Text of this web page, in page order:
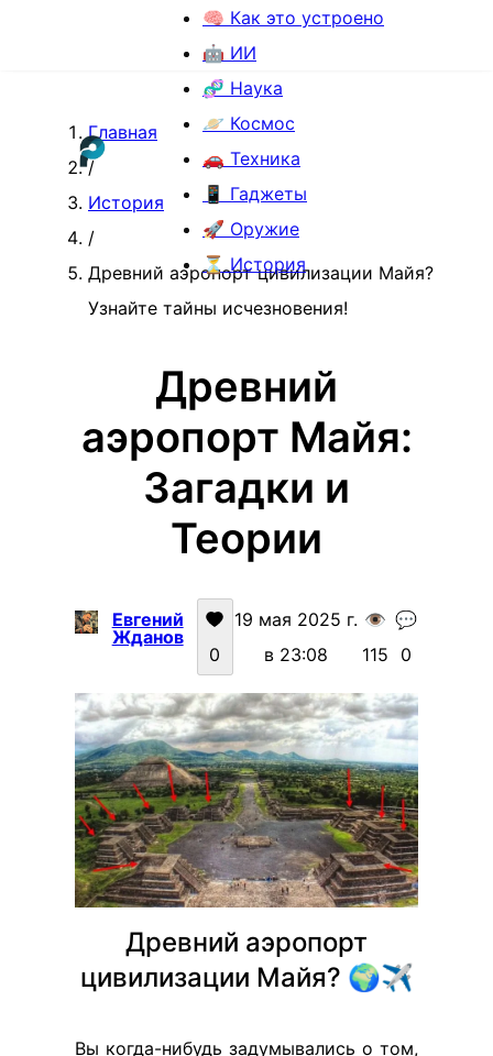
🧠 Как это устроено
🤖 ИИ
🧬 Наука
🪐 Космос
🚗 Техника
📱 Гаджеты
🚀 Оружие
⏳ История
Главная
/
История
/
Древний аэропорт цивилизации Майя?
Узнайте тайны исчезновения!
Древний
аэропорт Майя:
Загадки и
Теории
Евгений
Жданов
0
19 мая 2025 г.
в 23:08
👁️
115
💬
0
Древний аэропорт
цивилизации Майя? 🌍✈️
Вы когда-нибудь задумывались о том,